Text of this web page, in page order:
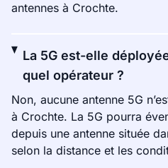
antennes à Crochte.
La 5G est-elle
quel opérateur ?
Non, aucune antenne 5G
à Crochte. La 5G pourra
depuis une antenne située
selon la distance et les